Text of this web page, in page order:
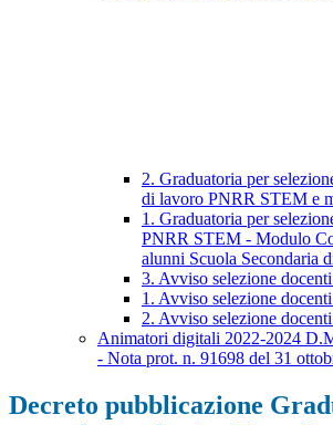
2. Graduatoria per
di lavoro PNRR STEM e
1. Graduatoria per
PNRR STEM - Modulo
alunni Scuola Secondaria
3. Avviso selezione
1. Avviso selezione
2. Avviso selezione
Animatori digitali 2022-2024
- Nota prot. n. 91698 del 31
Decreto pubblicazione